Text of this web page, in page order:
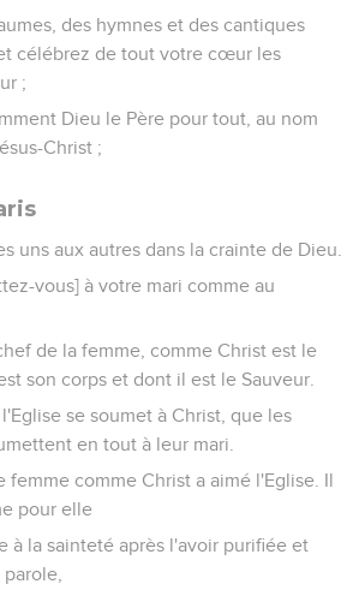
des hymnes et des cantiques
célébrez de tout votre cœur les
;
Dieu le Père pour tout, au nom
Christ ;
uns aux autres dans la crainte de Dieu.
vous] à votre mari comme au
de la femme, comme Christ est le
son corps et dont il est le Sauveur.
se soumet à Christ, que les
en tout à leur mari.
femme comme Christ a aimé l'Eglise. Il
pour elle
à la sainteté après l'avoir purifiée et